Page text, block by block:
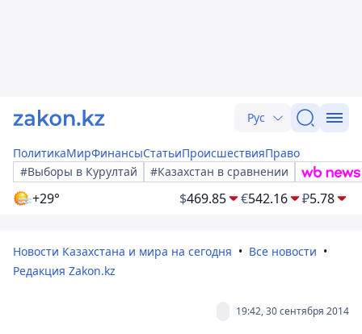
Рус
ПолитикаМирФинансыСтатьиПроисшествияПраво
#Выборы в Курултай
#Казахстан в сравнении
+29° $469.85 €542.16 ₽5.78
Новости Казахстана и мира на сегодня
Все новости
Редакция Zakon.kz
19:42, 30 сентября 2014